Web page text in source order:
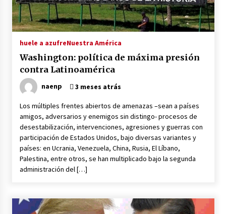
BofA Global Research: solo quedan 43 días para
el fin del petróleo
Policía argentina reprime con balas y gases
protesta contra ley de Milei
Educar a un hijo
1 día atrás
Notas para un balance del gobierno
progresista: la contradicción fundamental
1 día atrás
Brasil: el nuevo borrador del golpe de Estado
bajo los auspicios de EE. UU.
huele a azufreNuestra América
Washington: política de máxima presión
contra Latinoamérica
naenp 3 meses atrás
Los múltiples frentes abiertos de amenazas –sean a países
amigos, adversarios y enemigos sin distingo- procesos de
desestabilización, intervenciones, agresiones y guerras con
participación de Estados Unidos, bajo diversas variantes y
países: en Ucrania, Venezuela, China, Rusia, El Líbano,
Palestina, entre otros, se han multiplicado bajo la segunda
administración del […]